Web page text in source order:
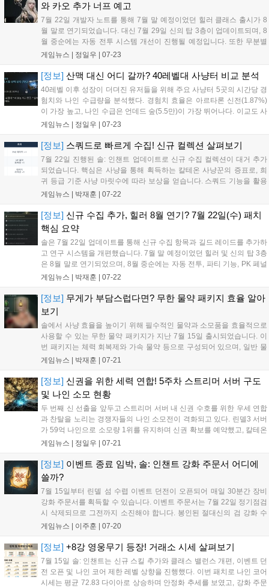
와 카오 추가 너프 예고
7월 22일 개발자 노트를 통해 7월 말 예정이었던 힐러 클래스 출시가 8
월 말로 연기되었습니다. 대신 7월 29일 신의 탑 3층이 업데이트되며, 8
월 중순에는 자동 전투 시스템 개선이 진행될 예정입니다. 또한 무분별
한 PK를 막기 위해 성향 단계별 페널티 강화와 NPC 상점 이용 제한 등
트가 추가되었으며, 연구 시스템 개편과 신규 컬렉션 도입으로 스펙업
경로가 확대되었습니다....
게임뉴스 | 정일우 07-23
[정보] 산맥 대신 어디 갈까? 40레벨대 사냥터 비교 분석
40레벨 이후 성장이 더뎌진 유저들을 위해 주요 사냥터 5곳의 시간당 경
험치와 나인 수급량을 분석했다. 경험치 효율은 아르타론 신전(1.87%)
이 가장 높고, 나인 수급은 언데드 숲(5.5만)이 가장 뛰어나다. 이교도 사
원은 나인 코어 파밍, 저주받은 숲은 보석 재료 수급, 칼테온 숲은 희귀
성장을 도모하길 바란다....
게임뉴스 | 정일우 07-23
[정보] 스쿼드로 빠르게 수집! 신규 컬렉션 살펴보기
7월 22일 진행된 솔: 인챈트 업데이트로 신규 수집 컬렉션이 대거 추가
되었습니다. 핵심은 사냥을 통해 획득하는 칼테온 사냥꾼의 증표로, 희
귀 등급 기준 사냥 마릿수에 따라 보상을 얻습니다. 스쿼드 기능을 활용
해 부캐릭터와 함께 사냥하면 요구 마릿수를 효율적으로 채울 수 있습니
신의 탑 증표는 주간 입장 시간에 맞춰 진행해야 합니다. 장비 수집은 난
이도가 높으므로 엘의 공격 팔찌 등 효율적인 항목을 우선 공략하는 것
을 추천합니다....
게임뉴스 | 박재훈 07-22
[정보] 신규 수집 추가, 힐러 8월 연기? 7월 22일(수) 패치
핵심 요약
솔은 7월 22일 업데이트를 통해 신규 수집 항목과 길드 레이드를 추가하
고 연구 시스템을 개편했습니다. 7월 말 예정이었던 힐러 및 신의 탑 3층
은 8월 말로 연기되었으며, 8월 중순에는 자동 전투, 파티 기능, PK 페널
티 개선이 적용될 예정입니다. 또한 8월 26일까지 영웅 스킬과 전설 장
를 판매합니다....
게임뉴스 | 박재훈 07-22
[정보] 무게가 부담스럽다면? 무한 물약 패키지 효율 알아
보기
솔에서 사냥 효율을 높이기 위해 필수적인 물약과 소모품을 효율적으로
사용할 수 있는 무한 물약 패키지가 지난 7월 15일 출시되었습니다. 이
번 패키지는 체력 회복제와 가속 물약 등으로 구성되어 있으며, 일반 물
약 대비 무게 효율과 나인 소모량을 개선해 사냥 편의성을 높여줍니다.
는 계정당 2회까지 구매가 가능합니다....
게임뉴스 | 박재훈 07-21
[정보] 신권을 위한 세력 연합! 5주차 스트리머 서버 구도
및 나인 소모 현황
두 번째 신 선출을 앞두고 스트리머 서버 내 신권 수호를 위한 우세 연합
과 찬탈을 노리는 경쟁자들의 나인 소모전이 격화되고 있다. 린델3 서버
가 59억 나인으로 소모량 1위를 유지하며 신권 확보를 예약했고, 칼테온
1과 린델2 등이 뒤를 잇고 있다. 칼테온5는 다내꺼 연합이 세력을 확장
가운데 각 서버별로 연임과 찬탈을 위한 치열한 경쟁이 펼쳐질 전망이
다....
게임뉴스 | 정일우 07-21
[정보] 이벤트 종료 임박, 솔: 인챈트 강화 주문서 어디에
쓸까?
7월 15일부터 린델 섬 수렵 이벤트 던전이 오픈되어 매일 30분간 장비
강화 주문서를 획득할 수 있습니다. 이벤트 주문서는 7월 22일 정기점검
시 삭제되므로 그전까지 소진해야 합니다. 봉인된 절대신의 검 강화 수
집을 통해 영구 능력치를 얻는 것이 가장 효율적이며, 평균적인 운을 가
성) 제작은 비효율적이니 주의해야 합니다....
게임뉴스 | 이주훈 07-20
[정보] +8강 영웅무기 등장! 거래소 시세 살펴보기
7월 15일 솔: 인챈트는 신규 스킬 추가와 클래스 밸런스 개편, 이벤트 던
전 오픈 및 나인 코어 제한 레벨 상향을 진행했다. 이번 패치로 나인 코어
시세는 평균 72.83 다이아로 상승하며 안정화 추세를 보였고, 강화 주문